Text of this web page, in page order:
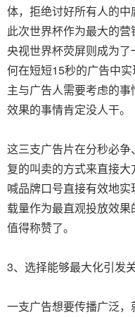
体，拒绝讨好所有人的中
此次世界杯作为最大的营
央视世界杯荧屏则成为
何在短短15秒的广告中
主与广告人需要考虑的
效果的事情肯定没人干。
这三支广告片在分秒必
复的叫卖的方式来直接
喊品牌口号直接有效地
载量作为最直观投放效
值得称赞了。
3、选择能够最大化引发
一支广告想要传播广泛